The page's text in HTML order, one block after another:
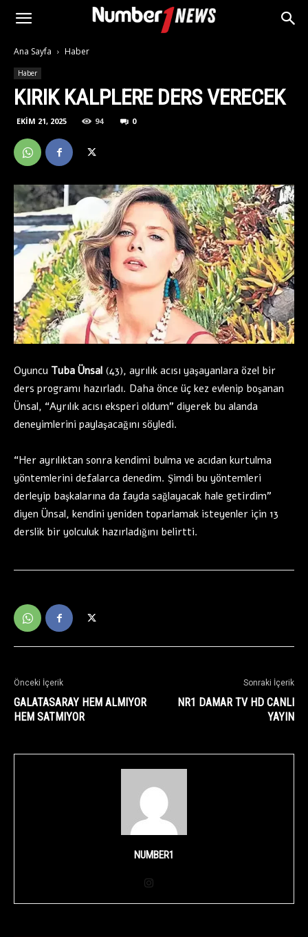
Ana Sayfa Haber
Haber
KIRIK KALPLERE DERS VERECEK
EKIM 21, 2025 94 0
Oyuncu Tuba Ünsal (43), ayrılık acısı yaşayanlara özel bir
ders programı hazırladı. Daha önce üç kez evlenip boşanan
Ünsal, “Ayrılık acısı eksperi oldum” diyerek bu alanda
deneyimlerini paylaşacağını söyledi.
“Her ayrılıktan sonra kendimi bulma ve acıdan kurtulma
yöntemlerini defalarca denedim. Şimdi bu yöntemleri
derleyip başkalarına da fayda sağlayacak hale getirdim”
diyen Ünsal, kendini yeniden toparlamak isteyenler için 13
derslik bir yolculuk hazırladığını belirtti.
Önceki İçerik
GALATASARAY HEM ALMIYOR
HEM SATMIYOR
Sonraki İçerik
NR1 DAMAR TV HD CANLI
YAYIN
NUMBER1